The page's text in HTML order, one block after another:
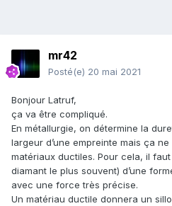
mr42
Posté(e) 20 mai 2021
Bonjour Latruf,
ça va être compliqué.
En métallurgie, on détermine la
largeur d’une empreinte mais ça
matériaux ductiles. Pour cela, il
diamant le plus souvent) d’une
avec une force très précise.
Un matériau ductile donnera un